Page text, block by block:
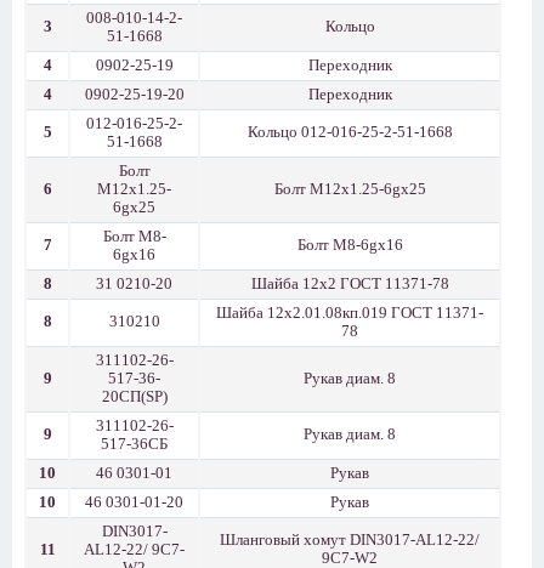
3
008-010-14-2-
51-1668
Кольцо
4 0902-25-19
Переходник
4
0902-25-19-20 Переходник
5
012-016-25-2-
51-1668
Кольцо 012-016-25-2-51-1668
6
Болт
М12x1.25-
6gx25
Болт М12x1.25-6gx25
7
Болт М8-
6gx16
Болт М8-6gx16
8 31 0210-20 Шайба 12х2 ГОСТ 11371-78
8 310210
Шайба 12х2.01.08кп.019 ГОСТ 11371-
78
9
311102-26-
517-36-
20СП(SP)
Рукав диам. 8
9
311102-26-
517-36СБ
Рукав диам. 8
10 46 0301-01
Рукав
10
46 0301-01-20 Рукав
11
DIN3017-
АL12-22/ 9C7-
Шланговый хомут DIN3017-АL12-22/
9C7-W2